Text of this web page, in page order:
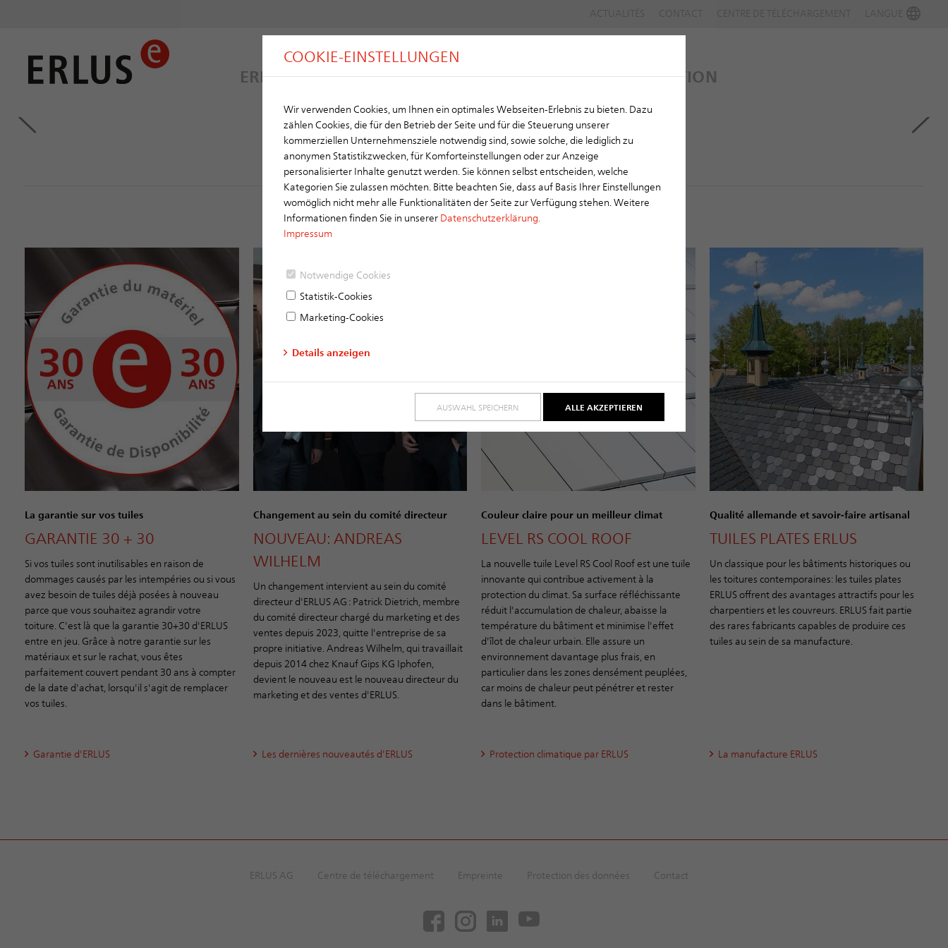
ACTUALITÉS CONTACT
ERLUS AG TUILES CONDUITS DE FUMEE VENTILATION
NOUVEAUTÉS CHEZ ERLUS
La garantie sur vos tuiles
GARANTIE 30 + 30
Si vos tuiles sont inutilisables en raison de
dommages causés par les intempéries ou si vous
avez besoin de tuiles déjà posées à nouveau
parce que vous souhaitez agrandir votre
toiture. C'est là que la garantie 30+30 d'ERLUS
entre en jeu. Grâce à notre garantie sur les
matériaux et sur le rachat, vous êtes
parfaitement couvert pendant 30 ans à compter
de la date d'achat, lorsqu'il s'agit de remplacer
vos tuiles.
Garantie d'ERLUS
Changement au sein du comité directeur
NOUVEAU: ANDREAS
WILHELM
Un changement intervient au sein du comité
directeur d'ERLUS AG : Patrick Dietrich, membre
du comité directeur chargé du marketing et des
ventes depuis 2023, quitte l'entreprise de sa
propre initiative. Andreas Wilhelm, qui travaillait
depuis 2014 chez Knauf Gips KG Iphofen,
devient le nouveau est le nouveau directeur du
marketing et des ventes d'ERLUS.
Les dernières nouveautés d'ERLUS
Couleur claire pour un meilleur climat
LEVEL RS COOL ROOF
La nouvelle tuile Level RS Cool Roof est une tuile
innovante qui contribue activement à la
protection du climat. Sa surface réfléchissante
réduit l'accumulation de chaleur, abaisse la
température du bâtiment et minimise l'effet
d'îlot de chaleur urbain. Elle assure un
environnement davantage plus frais, en
particulier dans les zones densément peuplées,
car moins de chaleur peut pénétrer et rester
dans le bâtiment.
Protection climatique par ERLUS
Qualité allemande et savoir-faire artisanal
TUILES PLATES ERLUS
Un classique pour les bâtiments historiques ou
les toitures contemporaines: les tuiles plates
ERLUS offrent des avantages attractifs pour les
charpentiers et les couvreurs. ERLUS fait partie
des rares fabricants capables de produire ces
tuiles au sein de sa manufacture.
La manufacture ERLUS
ERLUS AG Centre de téléchargement Empreinte Protection des données Contact
COOKIE-EINSTELLUNGEN
Wir verwenden Cookies, um Ihnen ein optimales Webseiten-Erlebnis zu bieten. Dazu
zählen Cookies, die für den Betrieb der Seite und für die Steuerung unserer
kommerziellen Unternehmensziele notwendig sind, sowie solche, die lediglich zu
anonymen Statistikzwecken, für Komforteinstellungen oder zur Anzeige
personalisierter Inhalte genutzt werden. Sie können selbst entscheiden, welche
Kategorien Sie zulassen möchten. Bitte beachten Sie, dass auf Basis Ihrer Einstellungen
womöglich nicht mehr alle Funktionalitäten der Seite zur Verfügung stehen. Weitere
Informationen finden Sie in unserer Datenschutzerklärung.
Impressum
Notwendige Cookies
Statistik-Cookies
Marketing-Cookies
Details anzeigen
AUSWAHL SPEICHERN ALLE AKZEPTIEREN